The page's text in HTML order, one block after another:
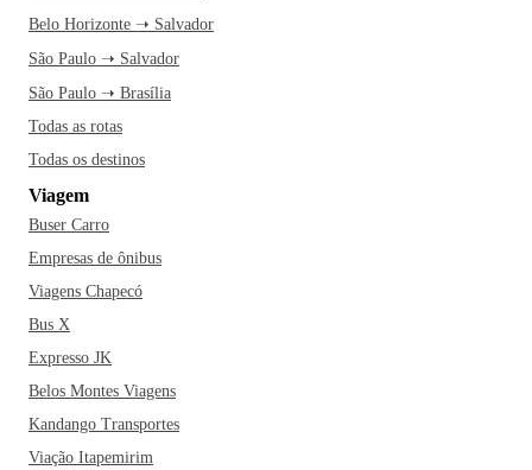
Belo Horizonte ➝ Salvador
São Paulo ➝ Salvador
São Paulo ➝ Brasília
Todas as rotas
Todas os destinos
Viagem
Buser Carro
Empresas de ônibus
Viagens Chapecó
Bus X
Expresso JK
Belos Montes Viagens
Kandango Transportes
Viação Itapemirim